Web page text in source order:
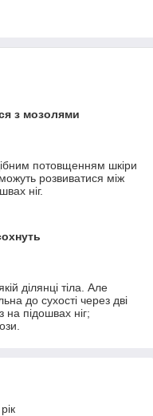
з мозолями
потовщенням шкіри
розвиватися між
ніг.
ділянці тіла. Але
до сухості через дві
підошвах ніг;